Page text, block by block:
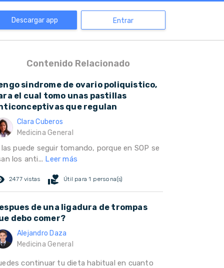
Descargar app Entrar
Contenido Relacionado
sindrome de ovario poliquistico,
el cual tomo unas pastillas
que regulan
Clara Cuberos
Medicina General
las puede seguir tomando, porque en SOP se
los anti... Leer más
2477 vistas volunteer_activism Útil para 1 persona(s)
de una ligadura de trompas
debo comer?
Alejandro Daza
Medicina General
continuar tu dieta habitual en cuanto